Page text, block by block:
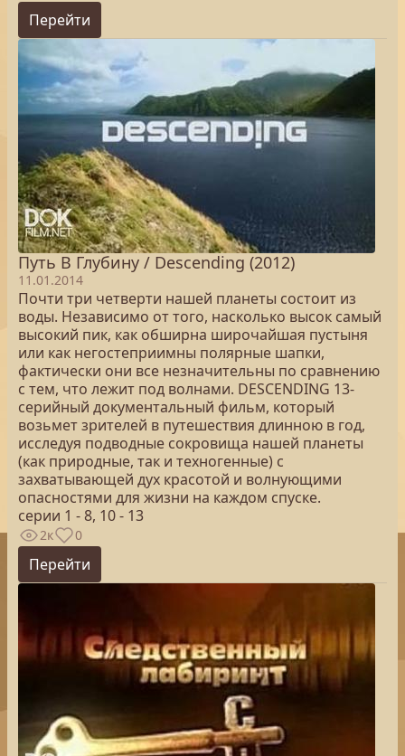
Перейти
Путь В Глубину / Descending (2012)
11.01.2014
Почти три четверти нашей планеты состоит из
воды. Независимо от того, насколько высок самый
высокий пик, как обширна широчайшая пустыня
или как негостеприимны полярные шапки,
фактически они все незначительны по сравнению
с тем, что лежит под волнами. DESCENDING 13-
серийный документальный фильм, который
возьмет зрителей в путешествия длинною в год,
исследуя подводные сокровища нашей планеты
(как природные, так и техногенные) с
захватывающей дух красотой и волнующими
опасностями для жизни на каждом спуске.
серии 1 - 8, 10 - 13
2к 0
Перейти